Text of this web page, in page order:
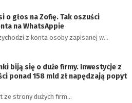
o głos na Zofię. Tak oszuści
na WhatsAppie
z konta osoby zapisanej w…
biją się o duże firmy. Inwestycje z
ponad 158 mld zł napędzają popyt
ze strony dużych firm…